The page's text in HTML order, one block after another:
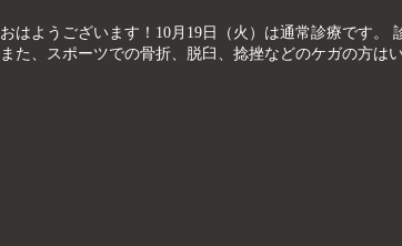
おはようございます！10月19日（火）は通常診療です。
また、スポーツでの骨折、脱臼、捻挫などのケガの方は